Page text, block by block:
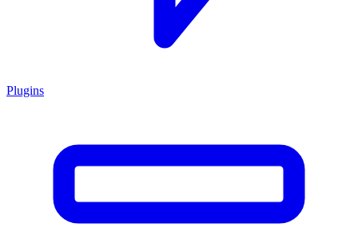
Plugins